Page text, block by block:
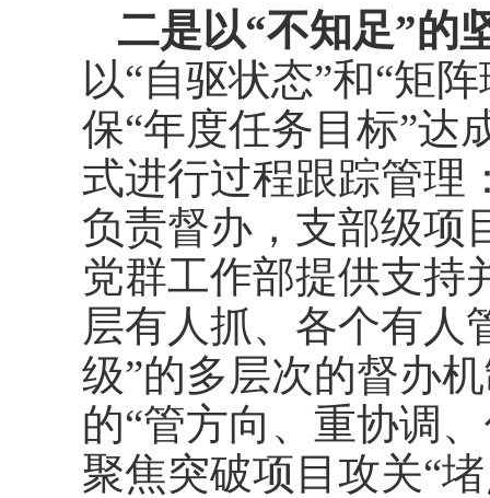
二是以“不知足”的
以“自驱状态”和“矩
保“年度任务目标”达
式进行过程跟踪管理
负责督办，支部级项
党群工作部提供支持
层有人抓、各个有人
级”的多层次的督办
的“管方向、重协调
聚焦突破项目攻关“